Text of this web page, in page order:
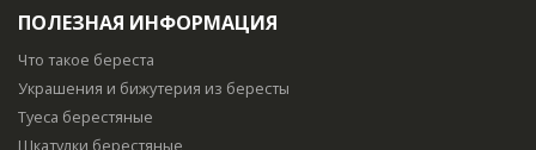
ПОЛЕЗНАЯ ИНФОРМАЦИЯ
Что такое береста
Украшения и бижутерия из бересты
Туеса берестяные
Шкатулки берестяные